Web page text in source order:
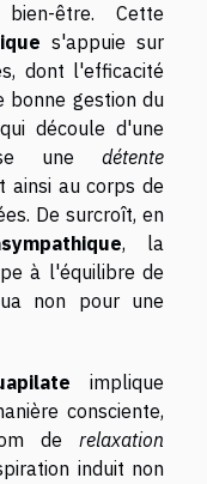
être. Cette
s'appuie sur
dont l'efficacité
bonne gestion du
découle d'une
une détente
ainsi au corps de
De surcroît, en
, la
à l'équilibre de
non pour une
implique
consciente,
de relaxation
induit non